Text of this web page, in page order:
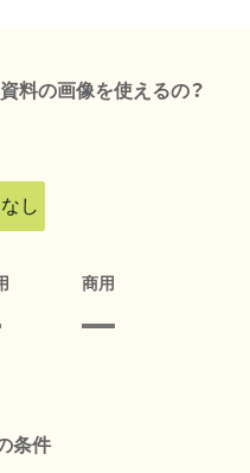
料の画像を使えるの？
し
商用
条件